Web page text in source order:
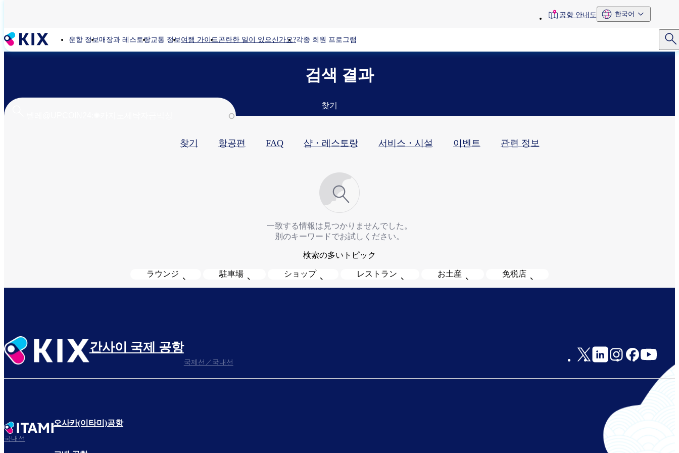
콘
텐
츠
기
toolbar공항 안내도 한국어
운항 정보매장과 레스토랑교통 정보여행 가이드곤란한 일이 있으신가요?각종 회원 프로그램
검색 결과
찾기
찾기 항공편 FAQ 샵・레스토랑​ 서비스・시설​ 이벤트 관련 정보
一致する情報は見つかりませんでした。
別のキーワードでお試しください。
検索の多いトピック
ラウンジ 駐車場 ショップ レストラン お土産 免税店
간사이 국제 공항
국제선／국내선
오사카(이타미)공항
국내선
Social